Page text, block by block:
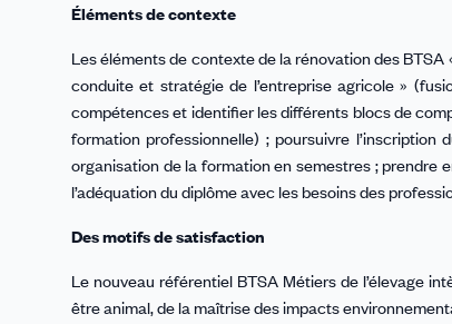
Éléments de contexte
Les éléments de contexte de la rénovation des BTSA
conduite et stratégie de l’entreprise agricole »
compétences et identifier les différents blocs de
formation professionnelle) ; poursuivre l’inscription
organisation de la formation en semestres ; prendre
l’adéquation du diplôme avec les besoins des
Des motifs de satisfaction
Le nouveau référentiel BTSA Métiers de l’élevage
être animal, de la maîtrise des impacts